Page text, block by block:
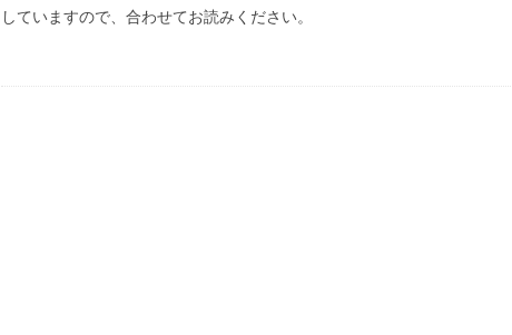
していますので、合わせてお読みください。